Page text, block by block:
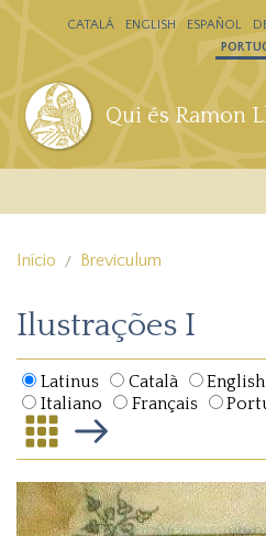
Passar para o conteúdo
Qui és Ramon
CATALÁ ENGLISH ESPAÑOL
Início Breviculum
Ilustrações I
Latinus Català English
Italiano
Français